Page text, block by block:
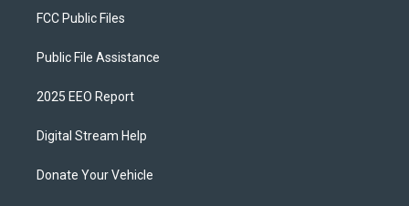
FCC Public Files
Public File Assistance
2025 EEO Report
Digital Stream Help
Donate Your Vehicle